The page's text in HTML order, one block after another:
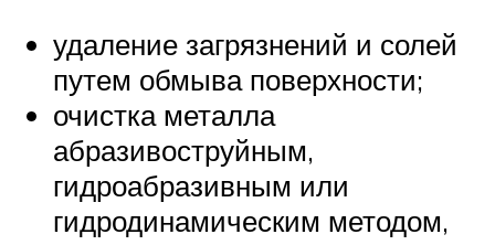
удаление загрязнений и солей
путем обмыва поверхности;
очистка металла
абразивоструйным,
гидроабразивным или
гидродинамическим методом,